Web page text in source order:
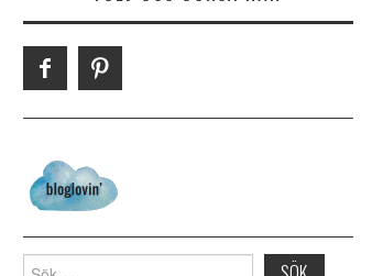
Search for: